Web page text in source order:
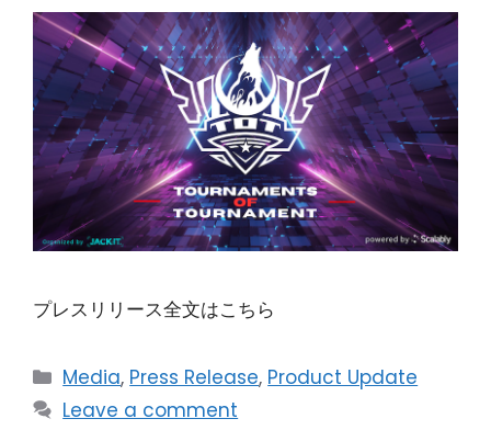
プレスリリース全文はこちら
Media, Press Release, Product Update
Leave a comment